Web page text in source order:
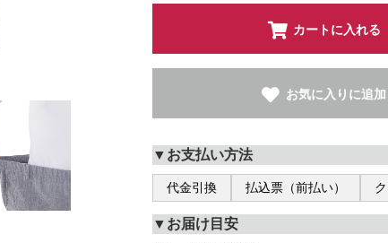
カートに入れる
お気に入りに追加
▼お支払い方法
代金引換 払込票（前払い）
▼お届け目安